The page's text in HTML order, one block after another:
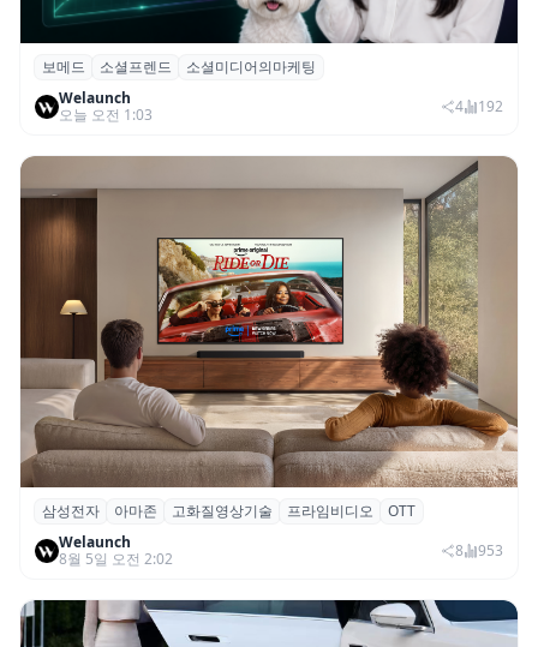
보메드 ‘소셜프렌드’, 유튜브·인스타 등 6개
SNS 마케팅 통합 지원
보메드 소셜프렌드
소셜미디어의마케팅
Welaunch
오늘 오전 1:03
4 192
삼성전자·아마존, 프라임 비디오에 ‘HDR10+
어드밴스드’ 적용
삼성전자 아마존 고화질영상기술 프라임비디오
OTT
Welaunch
8월 5일 오전 2:02
8 953